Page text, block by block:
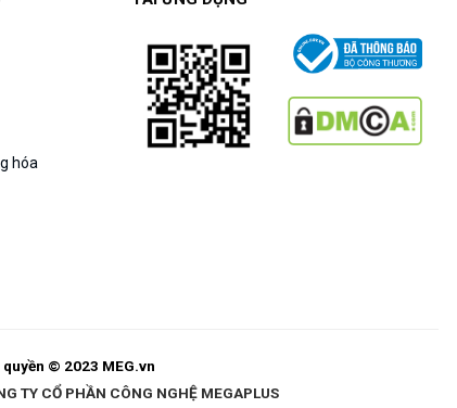
hóa
quyền © 2023 MEG.vn
TY CỔ PHẦN CÔNG NGHỆ MEGAPLUS